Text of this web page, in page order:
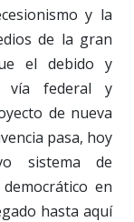
y la
de la gran
el debido y
vía federal y
de nueva
pasa, hoy
sistema de
en
hasta aquí